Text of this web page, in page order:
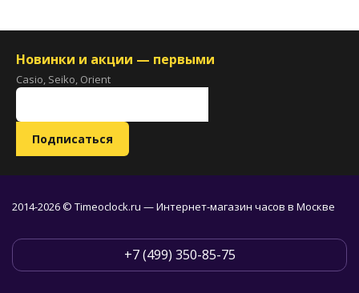
Новинки и акции — первыми
Casio, Seiko, Orient
2014-2026 © Timeoclock.ru — Интернет-магазин часов в Москве
+7 (499) 350-85-75